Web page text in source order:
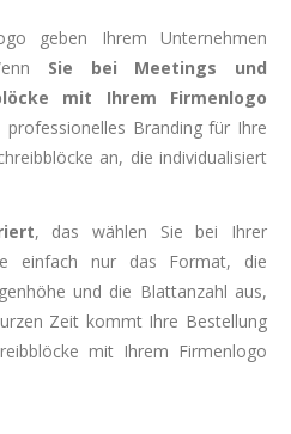
geben Ihrem Unternehmen
Sie bei Meetings und
mit Ihrem Firmenlogo
Branding für Ihre
an, die individualisiert
, das wählen Sie bei Ihrer
einfach nur das Format, die
und die Blattanzahl aus,
Zeit kommt Ihre Bestellung
mit Ihrem Firmenlogo